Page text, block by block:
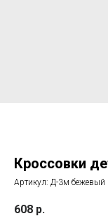
Кроссовки
Артикул: Д-3м бежевый
608 р.